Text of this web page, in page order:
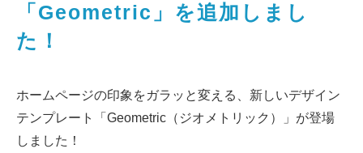
「Geometric」を追加しまし
た！
ホームページの印象をガラッと変える、新しいデザイン
テンプレート「Geometric（ジオメトリック）」が登場
しました！